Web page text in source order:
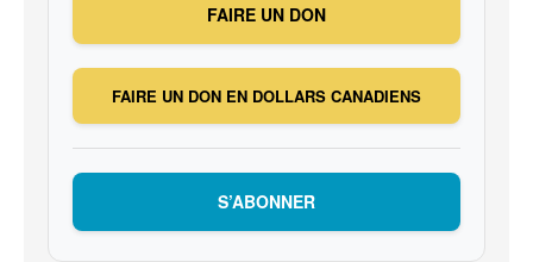
FAIRE UN DON
FAIRE UN DON EN DOLLARS CANADIENS
S’ABONNER